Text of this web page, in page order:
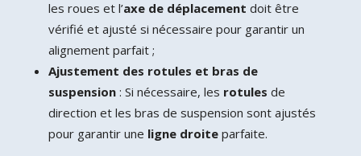
les roues et l’axe de déplacement doit être
vérifié et ajusté si nécessaire pour garantir un
alignement parfait ;
Ajustement des rotules et bras de
suspension: Si nécessaire, les rotules de
direction et les bras de suspension sont ajustés
pour garantir une ligne droiteparfaite.